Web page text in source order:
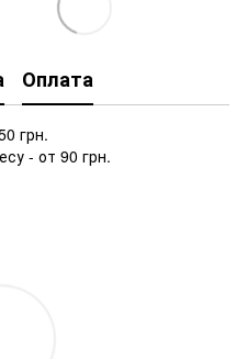
Оплата
грн.
- от 90 грн.